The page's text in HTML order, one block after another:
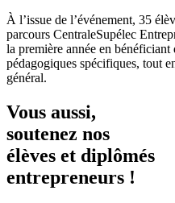
À l’issue de l’événement, 35
parcours CentraleSupélec
la première année en bénéficiant
pédagogiques spécifiques, tout
général.
Vous aussi,
soutenez nos
élèves et diplômés
entrepreneurs !